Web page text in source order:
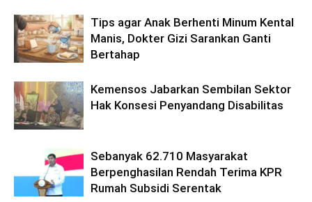
Tips agar Anak Berhenti Minum Kental
Manis, Dokter Gizi Sarankan Ganti
Bertahap
Kemensos Jabarkan Sembilan Sektor
Hak Konsesi Penyandang Disabilitas
Sebanyak 62.710 Masyarakat
Berpenghasilan Rendah Terima KPR
Rumah Subsidi Serentak